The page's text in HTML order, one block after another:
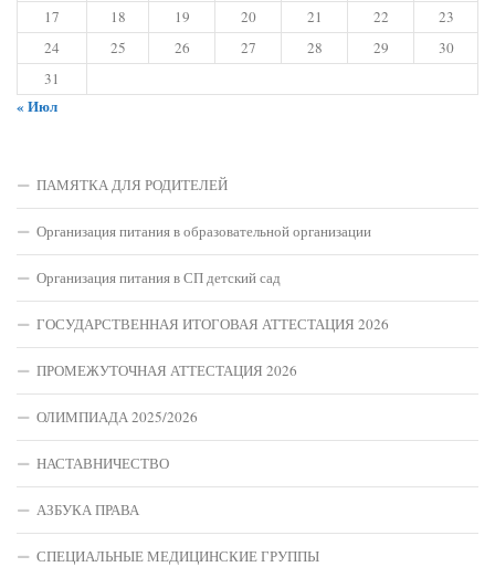
17
18 19 20 21 22
23
24
25 26 27 28 29
30
31
« Июл
ПАМЯТКА ДЛЯ РОДИТЕЛЕЙ
Организация питания в образовательной организации
Организация питания в СП детский сад
ГОСУДАРСТВЕННАЯ ИТОГОВАЯ АТТЕСТАЦИЯ 2026
ПРОМЕЖУТОЧНАЯ АТТЕСТАЦИЯ 2026
ОЛИМПИАДА 2025/2026
НАСТАВНИЧЕСТВО
АЗБУКА ПРАВА
СПЕЦИАЛЬНЫЕ МЕДИЦИНСКИЕ ГРУППЫ